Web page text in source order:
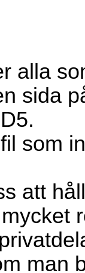
alla
sida
som
att
man